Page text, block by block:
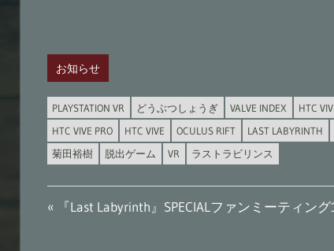
お知らせ
PLAYSTATION VR どうぶつしょうぎ VALVE INDEX HTC
HTC VIVE PRO
HTC VIVE OCULUS RIFT LAST LABYRINTH
菊田裕樹
脱出ゲーム VR ラストラビリンス
投
前『Last Labyrinth』SPECIALファンミーティン